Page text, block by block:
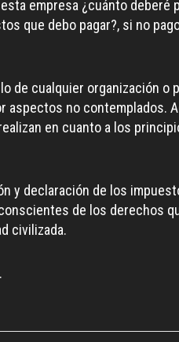
empresa ¿cuánto deberé
que debo pagar?, si no
de cualquier organización o
aspectos no contemplados.
en cuanto a los
y declaración de los
de los derechos
civilizada.